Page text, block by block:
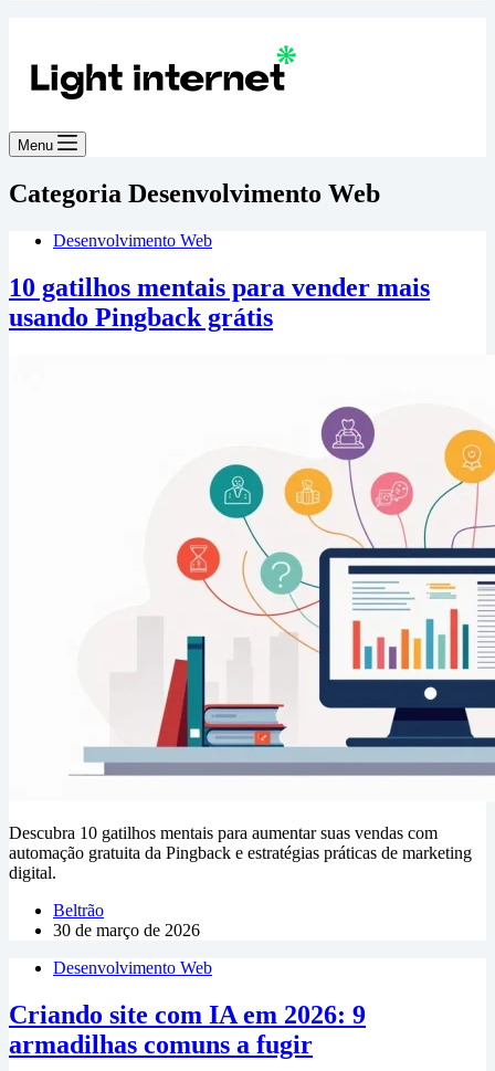
Menu
Categoria Desenvolvimento Web
Desenvolvimento Web
10 gatilhos mentais para vender mais
usando Pingback grátis
Descubra 10 gatilhos mentais para aumentar suas vendas com
automação gratuita da Pingback e estratégias práticas de marketing
digital.
Beltrão
30 de março de 2026
Desenvolvimento Web
Criando site com IA em 2026: 9
armadilhas comuns a fugir